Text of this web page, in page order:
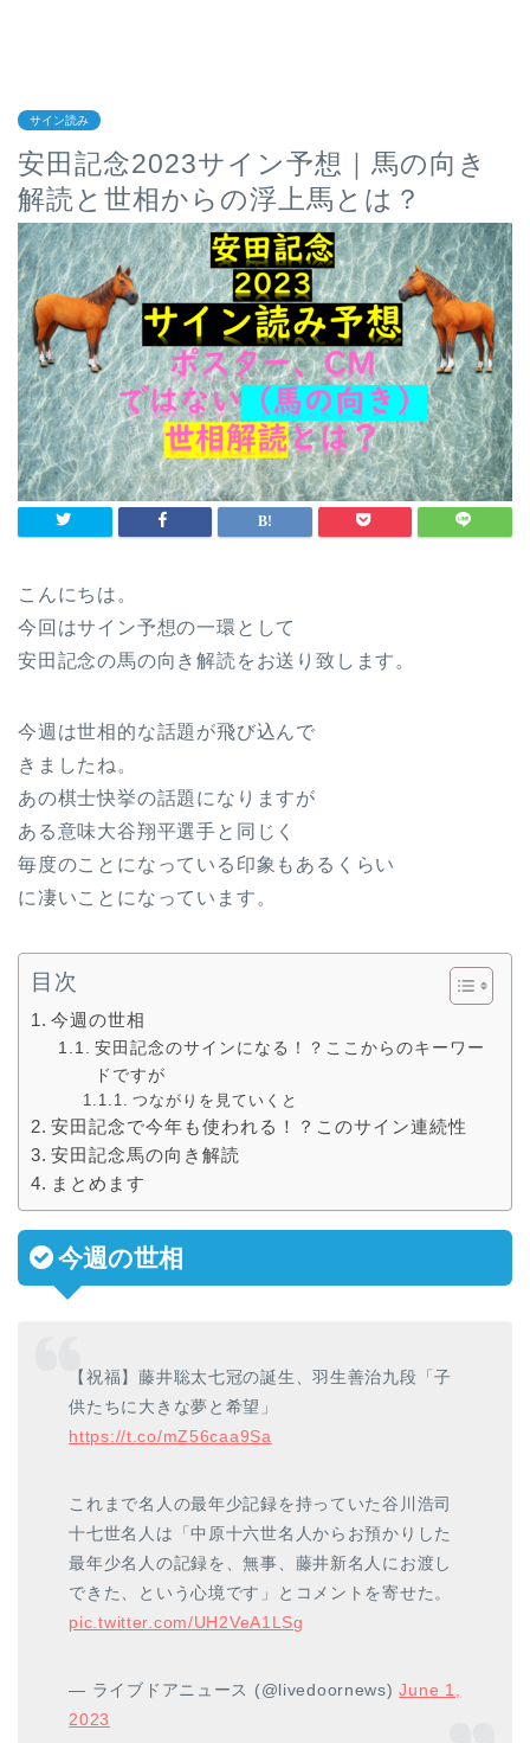
サイン読み
安田記念2023サイン予想｜馬の向き
解読と世相からの浮上馬とは？
こんにちは。
今回はサイン予想の一環として
安田記念の馬の向き解読をお送り致します。
今週は世相的な話題が飛び込んで
きましたね。
あの棋士快挙の話題になりますが
ある意味大谷翔平選手と同じく
毎度のことになっている印象もあるくらい
に凄いことになっています。
目次
今週の世相
安田記念のサインになる！？ここからのキーワー
ドですが
つながりを見ていくと
安田記念で今年も使われる！？このサイン連続性
安田記念馬の向き解読
まとめます
今週の世相
【祝福】藤井聡太七冠の誕生、羽生善治九段「子
供たちに大きな夢と希望」
https://t.co/mZ56caa9Sa
これまで名人の最年少記録を持っていた谷川浩司
十七世名人は「中原十六世名人からお預かりした
最年少名人の記録を、無事、藤井新名人にお渡し
できた、という心境です」とコメントを寄せた。
pic.twitter.com/UH2VeA1LSg
— ライブドアニュース (@livedoornews)June 1,
2023